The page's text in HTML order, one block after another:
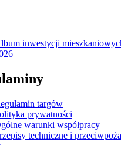
inwestycji
targów
prywatności
warunki współpracy
techniczne i